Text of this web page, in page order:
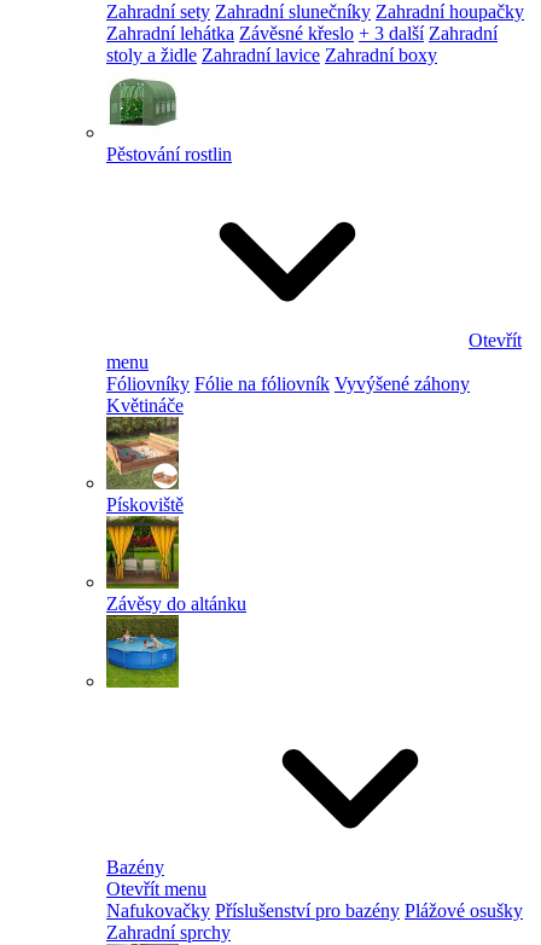
Zahradní sety Zahradní slunečníky Zahradní houpačky
Zahradní lehátka Závěsné křeslo + 3 další Zahradní
stoly a židle Zahradní lavice Zahradní boxy
Pěstování rostlin
Otevřít
menu
Fóliovníky Fólie na fóliovník Vyvýšené záhony
Květináče
Pískoviště
Závěsy do altánku
Bazény
Otevřít menu
Nafukovačky Příslušenství pro bazény Plážové osušky
Zahradní sprchy